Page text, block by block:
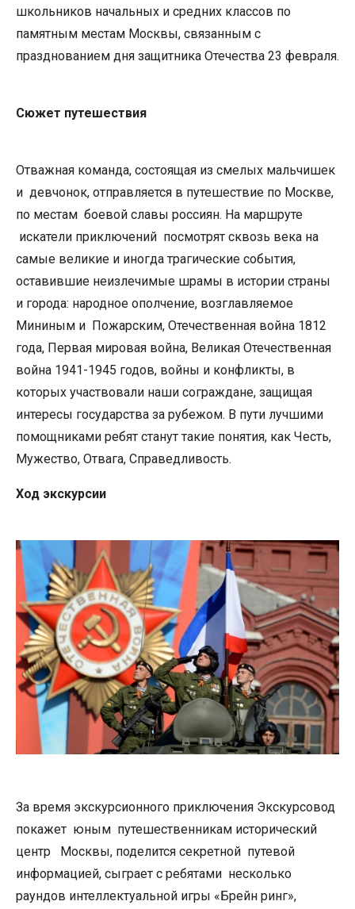
школьников начальных и средних классов по
памятным местам Москвы, связанным с
празднованием дня защитника Отечества 23 февраля.
Сюжет путешествия
Отважная команда, состоящая из смелых мальчишек
и девчонок, отправляется в путешествие по Москве,
по местам боевой славы россиян. На маршруте
искатели приключений посмотрят сквозь века на
самые великие и иногда трагические события,
оставившие неизлечимые шрамы в истории страны
и города: народное ополчение, возглавляемое
Мининым и Пожарским, Отечественная война 1812
года, Первая мировая война, Великая Отечественная
война 1941-1945 годов, войны и конфликты, в
которых участвовали наши сограждане, защищая
интересы государства за рубежом. В пути лучшими
помощниками ребят станут такие понятия, как Честь,
Мужество, Отвага, Справедливость.
Ход экскурсии
За время экскурсионного приключения Экскурсовод
покажет юным путешественникам исторический
центр Москвы, поделится секретной путевой
информацией, сыграет с ребятами несколько
раундов интеллектуальной игры «Брейн ринг»,